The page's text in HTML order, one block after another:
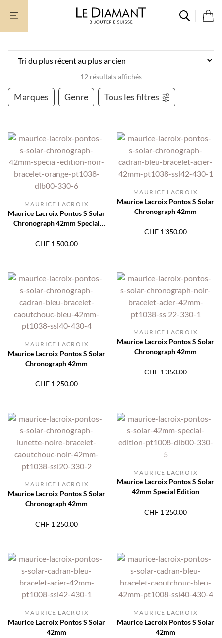
12 résultats affichés
Marques Genre Tous les filtres
Maurice Lacroix Pontos S Solar
Chronograph 42mm Special
MAURICE LACROIX
CHF 1'500.00
Maurice Lacroix Pontos S Solar
Chronograph 42mm
MAURICE LACROIX
CHF 1'350.00
Maurice Lacroix Pontos S Solar
Chronograph 42mm
MAURICE LACROIX
CHF 1'250.00
Maurice Lacroix Pontos S Solar
Chronograph 42mm
MAURICE LACROIX
CHF 1'350.00
Maurice Lacroix Pontos S Solar
Chronograph 42mm
MAURICE LACROIX
CHF 1'250.00
Maurice Lacroix Pontos S Solar
42mm Special Edition
MAURICE LACROIX
CHF 1'250.00
Maurice Lacroix Pontos S Solar
42mm
MAURICE LACROIX
Maurice Lacroix Pontos S Solar
42mm
MAURICE LACROIX